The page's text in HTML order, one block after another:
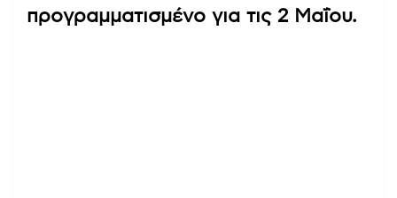
προγραμματισμένο για τις 2 Μαΐου.